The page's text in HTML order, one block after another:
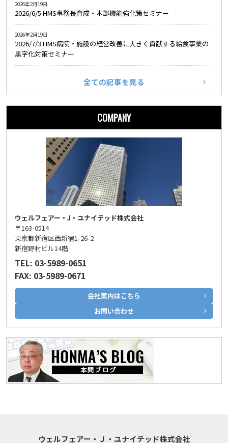
2026/6/5 HMS事務長育成・本部機能強化策セミナー
2026年2月19日
2026/7/3 HMS病院・施設の経営改善に大きく貢献する給食事業の
黒字化対策セミナー
2026年2月19日
全ての記事を見る
COMPANY
ウェルフェアー・J・ユナイテッド株式会社
〒163-0514
東京都新宿区西新宿1-26-2
新宿野村ビル14階
TEL: 03-5989-0651
FAX: 03-5989-0671
会社案内はこちら
お問い合わせ
ウェルフェアー・Ｊ・ユナイテッド株式会社